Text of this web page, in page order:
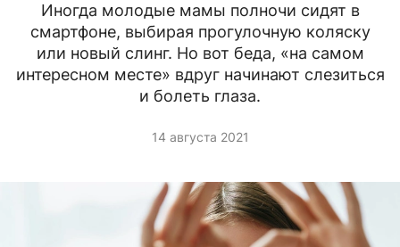
Иногда молодые мамы полночи сидят в
смартфоне, выбирая прогулочную коляску
или новый слинг. Но вот беда, «на самом
интересном месте» вдруг начинают слезиться
и болеть глаза.
14 августа 2021